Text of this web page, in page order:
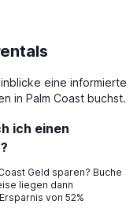
eine informierte
in Palm Coast buchst.
ich einen
Geld sparen? Buche
liegen dann
von 52%